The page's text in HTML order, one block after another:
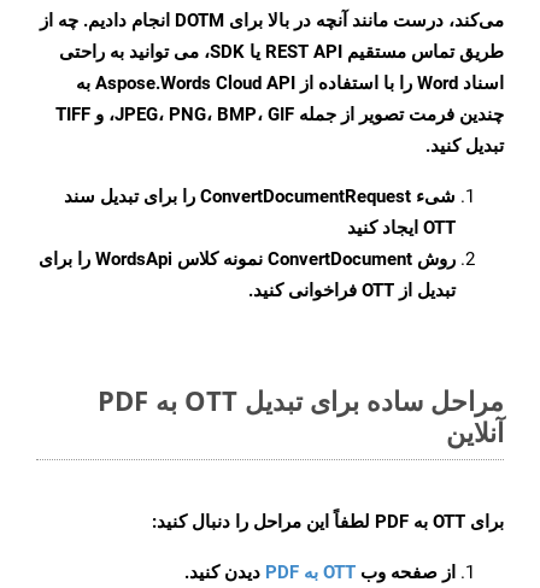
می‌کند، درست مانند آنچه در بالا برای DOTM انجام دادیم. چه از
طریق تماس مستقیم REST API یا SDK، می توانید به راحتی
اسناد Word را با استفاده از Aspose.Words Cloud API به
چندین فرمت تصویر از جمله JPEG، PNG، BMP، GIF، و TIFF
تبدیل کنید.
شیء ConvertDocumentRequest را برای تبدیل سند
OTT ایجاد کنید
روش ConvertDocument
نمونه کلاس WordsApi را برای
تبدیل از OTT فراخوانی کنید.
مراحل ساده برای تبدیل OTT به PDF
آنلاین
برای OTT به PDF لطفاً این مراحل را دنبال کنید:
از صفحه وب OTT به PDF
دیدن کنید.